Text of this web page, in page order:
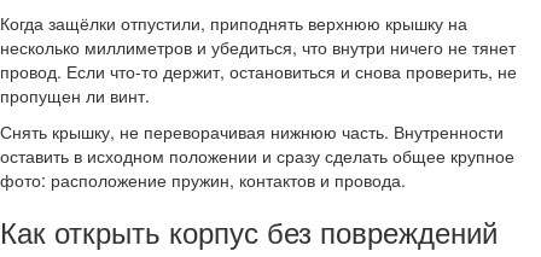
Когда защёлки отпустили, приподнять верхнюю крышку на
несколько миллиметров и убедиться, что внутри ничего не тянет
провод. Если что‑то держит, остановиться и снова проверить, не
пропущен ли винт.
Снять крышку, не переворачивая нижнюю часть. Внутренности
оставить в исходном положении и сразу сделать общее крупное
фото: расположение пружин, контактов и провода.
Как открыть корпус без повреждений